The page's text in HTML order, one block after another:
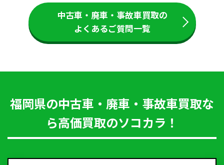
中古車・廃車・事故車買取の
よくあるご質問一覧
福岡県の中古車・廃車・事故車買取な
ら高価買取のソコカラ！